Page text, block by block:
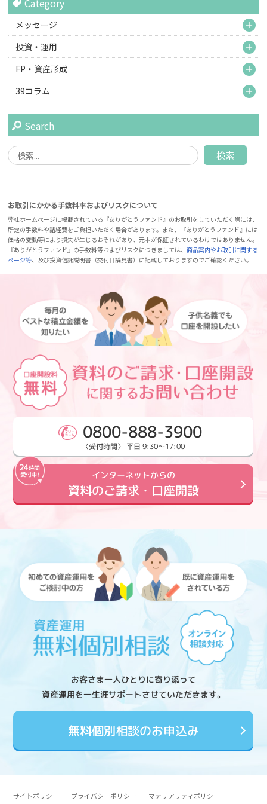
メッセージ
投資・運用
FP・資産形成
39コラム
Search
お取引にかかる手数料率およびリスクについて
弊社ホームページに掲載されている『ありがとうファンド』のお取引をしていただく際には、
所定の手数料や諸経費をご負担いただく場合があります。また、『ありがとうファンド』には
価格の変動等により損失が生じるおそれがあり、元本が保証されているわけではありません。
『ありがとうファンド』の手数料等およびリスクにつきましては、商品案内やお取引に関する
ページ等、及び投資信託説明書（交付目論見書）に記載しておりますのでご確認ください。
0800-888-3900
〈受付時間〉 平日 9:30～17:00
インターネットからの
資料のご請求・口座開設
お客さま一人ひとりに寄り添って
資産運用を一生涯サポートさせていただきます。
無料個別相談のお申込み
サイトポリシー プライバシーポリシー マテリアリティポリシー